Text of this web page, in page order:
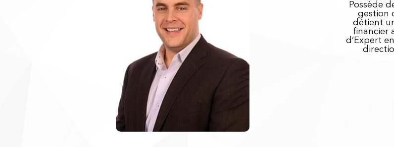
Possède
gestion
détient
financier
d’Expert